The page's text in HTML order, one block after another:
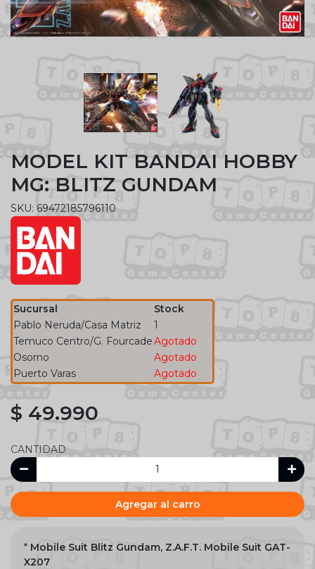
MODEL KIT BANDAI HOBBY
MG: BLITZ GUNDAM
SKU: 69472185796110
Sucursal
Stock
Pablo Neruda/Casa Matriz
1
Temuco Centro/G. FourcadeAgotado
Osorno
Agotado
Puerto Varas
Agotado
$ 49.990
CANTIDAD
Agregar al carro
* Mobile Suit Blitz Gundam, Z.A.F.T. Mobile Suit GAT-
X207